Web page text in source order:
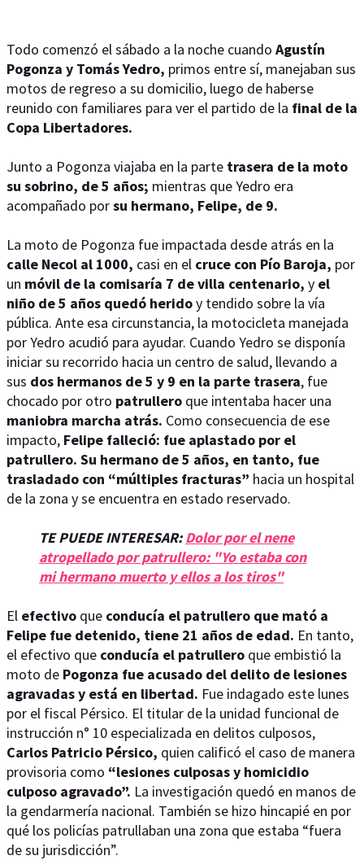
Todo comenzó el sábado a la noche cuando Agustín
Pogonza y Tomás Yedro, primos entre sí, manejaban sus
motos de regreso a su domicilio, luego de haberse
reunido con familiares para ver el partido de la final de la
Copa Libertadores.
Junto a Pogonza viajaba en la parte trasera de la moto
su sobrino, de 5 años; mientras que Yedro era
acompañado porsu hermano, Felipe, de 9.
La moto de Pogonza fue impactada desde atrás en la
calle Necol al 1000, casi en el cruce con Pío Baroja, por
un móvil de la comisaría 7 de villa centenario, y el
niño de 5 años quedó heridoy tendido sobre la vía
pública. Ante esa circunstancia, la motocicleta manejada
por Yedro acudió para ayudar. Cuando Yedro se disponía
iniciar su recorrido hacia un centro de salud, llevando a
sus dos hermanos de 5 y 9 en la parte trasera, fue
chocado por otro patrullero que intentaba hacer una
maniobra marcha atrás. Como consecuencia de ese
impacto, Felipe falleció: fue aplastado por el
patrullero. Su hermano de 5 años, en tanto, fue
trasladado con “múltiples fracturas” hacia un hospital
de la zona y se encuentra en estado reservado.
TE PUEDE INTERESAR:Dolor por el nene
atropellado por patrullero: "Yo estaba con
mi hermano muerto y ellos a los tiros"
El efectivo que conducía el patrullero que mató a
Felipe fue detenido, tiene 21 años de edad. En tanto,
el efectivo que conducía el patrullero que embistió la
moto de Pogonza fue acusado del delito de lesiones
agravadas y está en libertad. Fue indagado este lunes
por el fiscal Pérsico. El titular de la unidad funcional de
instrucción n° 10 especializada en delitos culposos,
Carlos Patricio Pérsico, quien calificó el caso de manera
provisoria como “lesiones culposas y homicidio
culposo agravado”. La investigación quedó en manos de
la gendarmería nacional. También se hizo hincapié en por
qué los policías patrullaban una zona que estaba “fuera
de su jurisdicción”.